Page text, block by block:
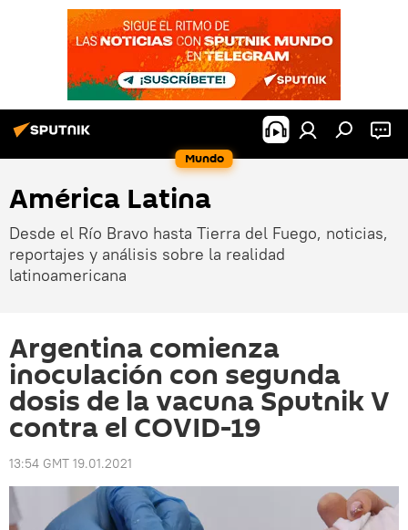
Mundo
América Latina
Desde el Río Bravo hasta Tierra del Fuego, noticias,
reportajes y análisis sobre la realidad
latinoamericana
Argentina comienza
inoculación con segunda
dosis de la vacuna Sputnik V
contra el COVID-19
13:54 GMT 19.01.2021